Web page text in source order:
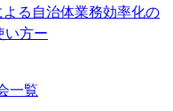
よる自治体業務効率化の
方ー
一覧